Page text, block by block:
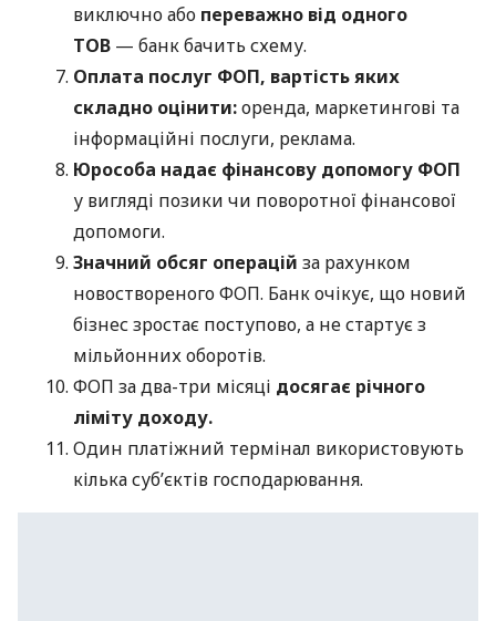
виключно або переважно від одного
ТОВ — банк бачить схему.
Оплата послуг ФОП, вартість яких
складно оцінити:оренда, маркетингові та
інформаційні послуги, реклама.
Юрособа надає фінансову допомогу ФОП
у вигляді позики чи поворотної фінансової
допомоги.
Значний обсяг операцій за рахунком
новоствореного ФОП. Банк очікує, що новий
бізнес зростає поступово, а не стартує з
мільйонних оборотів.
ФОП за два-три місяці досягає річного
ліміту доходу.
Один платіжний термінал використовують
кілька суб’єктів господарювання.